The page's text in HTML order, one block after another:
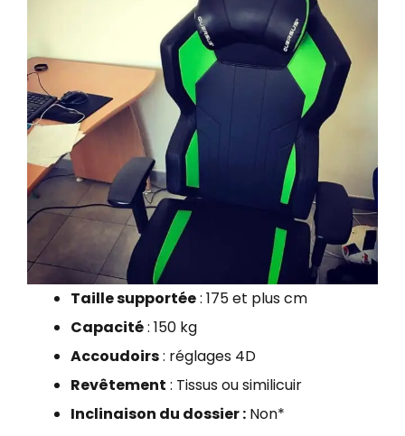
Taille supportée: 175 et plus cm
Capacité: 150 kg
Accoudoirs: réglages 4D
Revêtement : Tissus ou similicuir
Inclinaison du dossier : Non*